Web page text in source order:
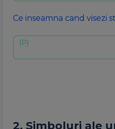
Ce inseamna cand visezi
2. Simboluri ale